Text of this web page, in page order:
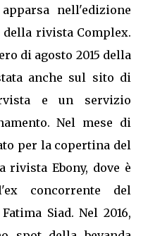
nell'edizione
della rivista Complex.
di agosto 2015 della
anche sul sito di
e un servizio
Nel mese di
per la copertina del
rivista Ebony, dove è
concorrente del
Siad. Nel 2016,